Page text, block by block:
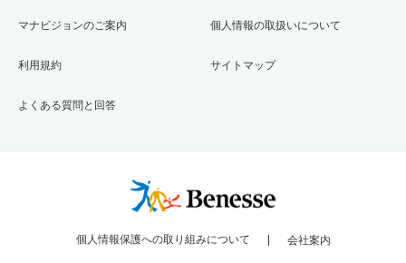
マナビジョンのご案内
利用規約
よくある質問と回答
個人情報の取扱いについて
サイトマップ
個人情報保護への取り組みについて 会社案内